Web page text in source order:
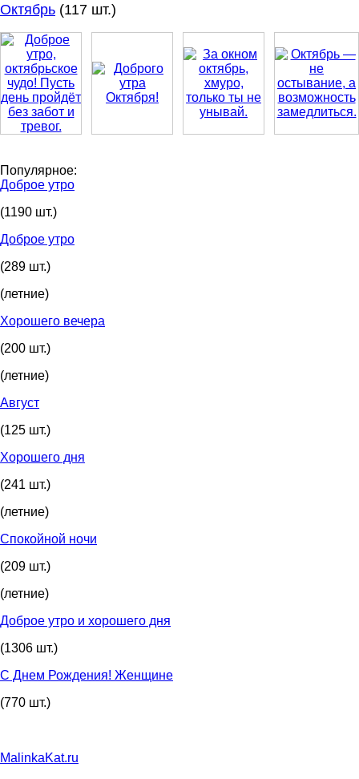
Октябрь (117 шт.)
Популярное:
Доброе утро
(1190 шт.)
Доброе утро
(289 шт.)
(летние)
Хорошего вечера
(200 шт.)
(летние)
Август
(125 шт.)
Хорошего дня
(241 шт.)
(летние)
Спокойной ночи
(209 шт.)
(летние)
Доброе утро и хорошего дня
(1306 шт.)
С Днем Рождения! Женщине
(770 шт.)
MalinkaKat.ru